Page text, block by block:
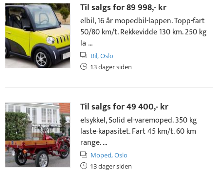
Til salgs for89 998,- kr
elbil, 16 år mopedbil-lappen. Topp-fart
50/80 km/t. Rekkevidde 130 km. 250 kg
la ...
Bil,Oslo
13 dager siden
Til salgs for49 400,- kr
elsykkel, Solid el-varemoped. 350 kg
laste-kapasitet. Fart 45 km/t. 60 km
range. ...
Moped,Oslo
13 dager siden